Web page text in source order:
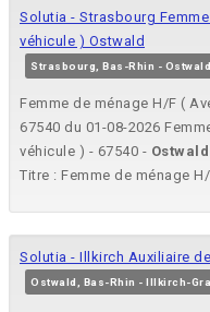
Solutia - Strasbourg
véhicule ) Ostwald
Strasbourg, Bas-Rhin -
Femme de ménage H/F (
67540 du 01-08-2026
véhicule ) - 67540 - Ostwald
Titre : Femme de ménage
Solutia - Illkirch Auxiliaire
Ostwald, Bas-Rhin - Illkirch-